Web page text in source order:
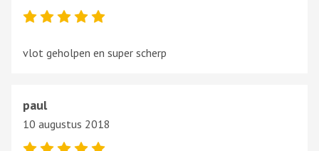
vlot geholpen en super scherp
paul
10 augustus 2018